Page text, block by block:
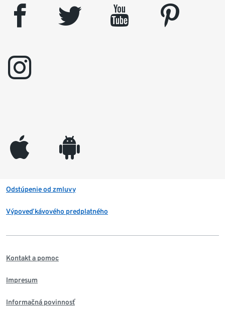
facebook twitter youtube
pinterest
instagram
appleinc android
Odstúpenie od zmluvy
Výpoveď kávového predplatného
Kontakt a pomoc
Impresum
Informačná povinnosť